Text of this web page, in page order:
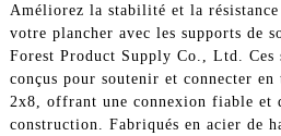
Améliorez la stabilité et la
votre plancher avec les supports de
Forest Product Supply Co., Ltd. Ces
conçus pour soutenir et connecter
2x8, offrant une connexion fiable et
construction. Fabriqués en acier de